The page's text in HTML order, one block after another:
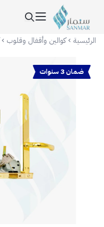
سنمار Sanmar
الرئيسية كوالين وأقفال وقلوب
ضمان 3 سنوات